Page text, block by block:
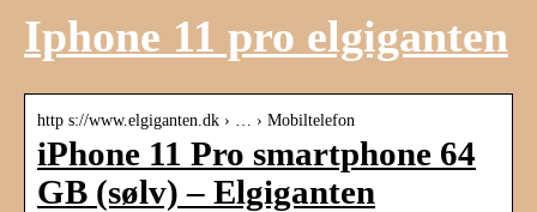
Iphone 11 pro elgiganten
http s://www.elgiganten.dk › … › Mobiltelefon
iPhone 11 Pro smartphone 64
GB (sølv) – Elgiganten